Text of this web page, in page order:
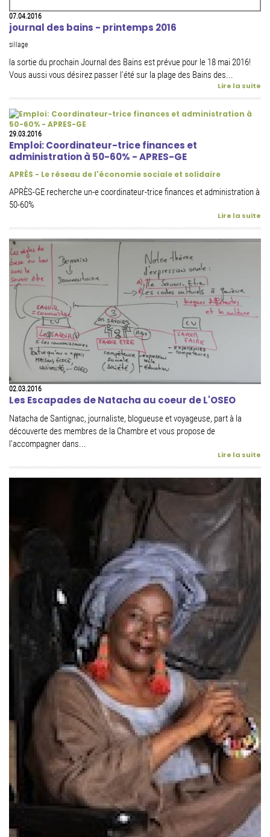
07.04.2016
journal des bains - printemps 2016
sillage
la sortie du prochain Journal des Bains est prévue pour le 18 mai 2016!
Vous aussi vous désirez passer l'été sur la plage des Bains des...
Lire la suite
29.03.2016
Emploi: Coordinateur-trice finances et
administration à 50-60% - APRES-GE
APRÈS - Le réseau de l'économie sociale et solidaire
APRÈS-GE recherche un-e coordinateur-trice finances et administration à
50-60%
Lire la suite
02.03.2016
Les Escapades de Natacha au coeur de L'OSEO
Natacha de Santignac, journaliste, blogueuse et voyageuse, part à la
découverte des membres de la Chambre et vous propose de
l’accompagner dans...
Lire la suite